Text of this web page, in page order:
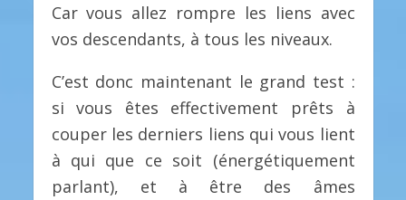
Car vous allez rompre les liens avec
vos descendants, à tous les niveaux.
C’est donc maintenant le grand test :
si vous êtes effectivement prêts à
couper les derniers liens qui vous lient
à qui que ce soit (énergétiquement
parlant), et à être des âmes